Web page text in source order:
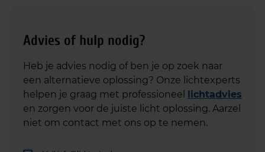
Advies of hulp nodig?
Heb je advies nodig of ben je op zoek naar
een alternatieve oplossing? Onze lichtexperts
helpen je graag met professioneel lichtadvies
en zorgen voor de juiste licht oplossing. Aarzel
niet om contact met ons op te nemen.